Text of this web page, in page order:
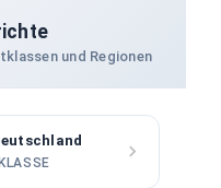
und Regionen